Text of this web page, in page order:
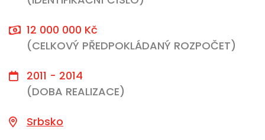
12 000 000 Kč
(CELKOVÝ PŘEDPOKLÁDANÝ ROZPOČET)
2011 - 2014
(DOBA REALIZACE)
Srbsko